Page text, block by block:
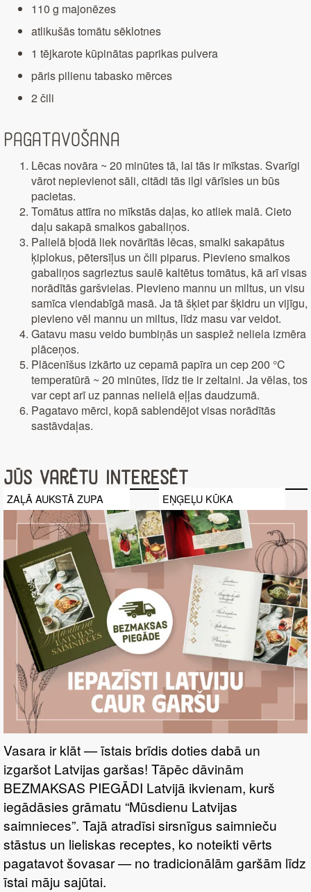
110 g majonēzes
atlikušās tomātu sēklotnes
1 tējkarote kūpinātas paprikas pulvera
pāris pilienu tabasko mērces
2 čili
Pagatavošana
Lēcas novāra ~ 20 minūtes tā, lai tās ir mīkstas. Svarīgi
vārot nepievienot sāli, citādi tās ilgi vārīsies un būs
pacietas.
Tomātus attīra no mīkstās daļas, ko atliek malā. Cieto
daļu sakapā smalkos gabaliņos.
Palielā bļodā liek novārītās lēcas, smalki sakapātus
ķiplokus, pētersīļus un čili piparus. Pievieno smalkos
gabaliņos sagrieztus saulē kaltētus tomātus, kā arī visas
norādītās garšvielas. Pievieno mannu un miltus, un visu
samīca viendabīgā masā. Ja tā šķiet par šķidru un vijīgu,
pievieno vēl mannu un miltus, līdz masu var veidot.
Gatavu masu veido bumbiņās un saspiež neliela izmēra
plāceņos.
Plācenīšus izkārto uz cepamā papīra un cep 200 °C
temperatūrā ~ 20 minūtes, līdz tie ir zeltaini. Ja vēlas, tos
var cept arī uz pannas nelielā eļļas daudzumā.
Pagatavo mērci, kopā sablendējot visas norādītās
sastāvdaļas.
Jūs varētu interesēt
ZAĻĀ AUKSTĀ ZUPA EŅĢEĻU KŪKA
Vasara ir klāt — īstais brīdis doties dabā un
izgaršot Latvijas garšas! Tāpēc dāvinām
BEZMAKSAS PIEGĀDI Latvijā ikvienam, kurš
iegādāsies grāmatu “Mūsdienu Latvijas
saimnieces”. Tajā atradīsi sirsnīgus saimnieču
stāstus un lieliskas receptes, ko noteikti vērts
pagatavot šovasar — no tradicionālām garšām līdz
īstai māju sajūtai.